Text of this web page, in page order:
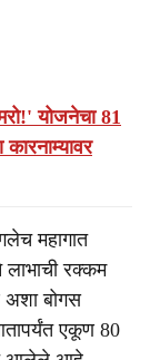
योजनेचा 81
महागात
लाभाची रक्कम
अशा बोगस
एकूण 80